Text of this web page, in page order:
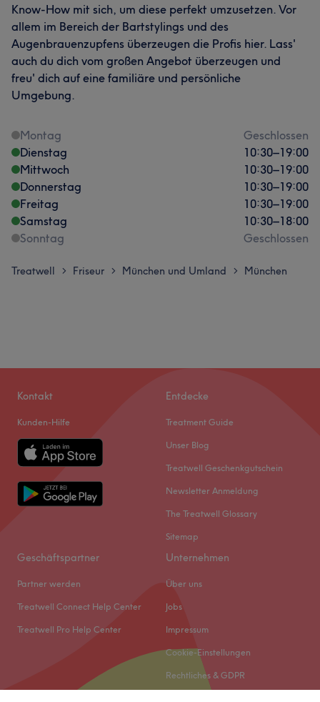
Know-How mit sich, um diese perfekt umzusetzen. Vor
allem im Bereich der Bartstylings und des
Augenbrauenzupfens überzeugen die Profis hier. Lass'
auch du dich vom großen Angebot überzeugen und
freu' dich auf eine familiäre und persönliche
Umgebung.
Montag
Geschlossen
Dienstag
10:30–19:00
Mittwoch
10:30–19:00
Donnerstag
10:30–19:00
Freitag
10:30–19:00
Samstag
10:30–18:00
Sonntag
Geschlossen
Treatwell > Friseur > München und Umland > München
Kontakt
Kunden-Hilfe
Entdecke
Treatment Guide
Unser Blog
Treatwell Geschenkgutschein
Newsletter Anmeldung
The Treatwell Glossary
Sitemap
Geschäftspartner
Partner werden
Treatwell Connect Help Center
Treatwell Pro Help Center
Unternehmen
Über uns
Jobs
Impressum
Cookie-Einstellungen
Rechtliches & GDPR